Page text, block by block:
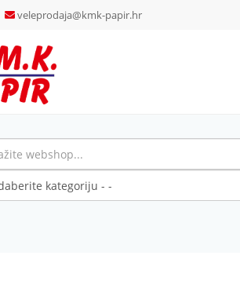
veleprodaja@kmk-papir.hr